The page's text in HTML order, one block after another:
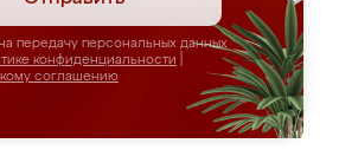
передачу персональных данных
конфиденциальности
соглашению